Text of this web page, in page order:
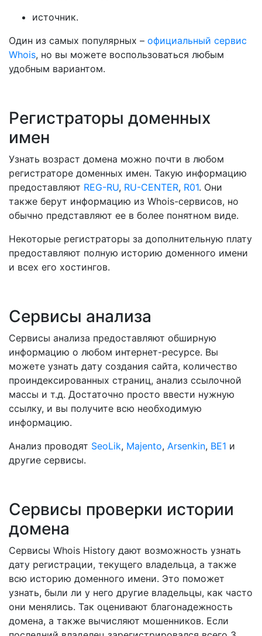
источник.
Один из самых популярных – официальный сервис
Whois, но вы можете воспользоваться любым
удобным вариантом.
Регистраторы доменных
имен
Узнать возраст домена можно почти в любом
регистраторе доменных имен. Такую информацию
предоставляют REG-RU, RU-CENTER, R01. Они
также берут информацию из Whois-сервисов, но
обычно представляют ее в более понятном виде.
Некоторые регистраторы за дополнительную плату
предоставляют полную историю доменного имени
и всех его хостингов.
Сервисы анализа
Сервисы анализа предоставляют обширную
информацию о любом интернет-ресурсе. Вы
можете узнать дату создания сайта, количество
проиндексированных страниц, анализ ссылочной
массы и т.д. Достаточно просто ввести нужную
ссылку, и вы получите всю необходимую
информацию.
Анализ проводят SeoLik, Majento, Arsenkin, BE1 и
другие сервисы.
Сервисы проверки истории
домена
Сервисы Whois History дают возможность узнать
дату регистрации, текущего владельца, а также
всю историю доменного имени. Это поможет
узнать, были ли у него другие владельцы, как часто
они менялись. Так оценивают благонадежность
домена, а также вычисляют мошенников. Если